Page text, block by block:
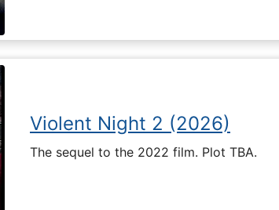
Violent Night 2 (2026)
The sequel to the 2022 film. Plot TBA.